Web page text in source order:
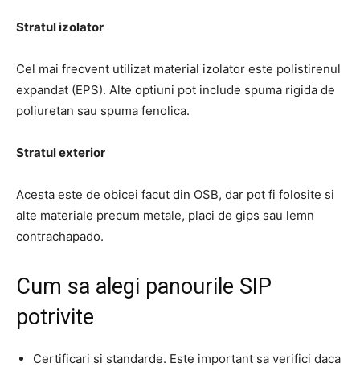
Stratul izolator
Cel mai frecvent utilizat material izolator este polistirenul
expandat (EPS). Alte optiuni pot include spuma rigida de
poliuretan sau spuma fenolica.
Stratul exterior
Acesta este de obicei facut din OSB, dar pot fi folosite si
alte materiale precum metale, placi de gips sau lemn
contrachapado.
Cum sa alegi panourile SIP
potrivite
Certificari si standarde. Este important sa verifici daca